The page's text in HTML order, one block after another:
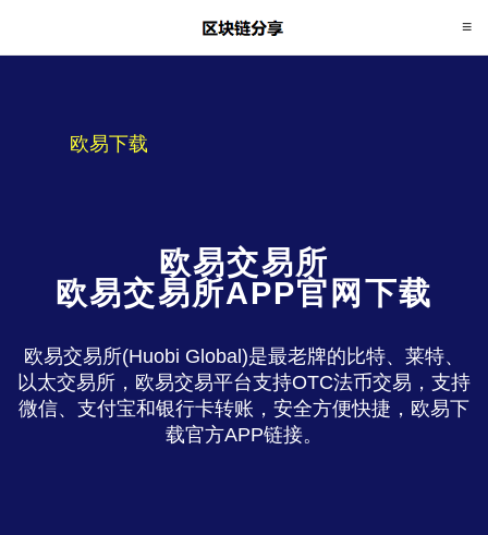
欧易下载
欧易交易所
欧易交易所APP官网下载
欧易交易所(Huobi Global)是最老牌的比特、莱特、
以太交易所，欧易交易平台支持OTC法币交易，支持
微信、支付宝和银行卡转账，安全方便快捷，欧易下
载官方APP链接。